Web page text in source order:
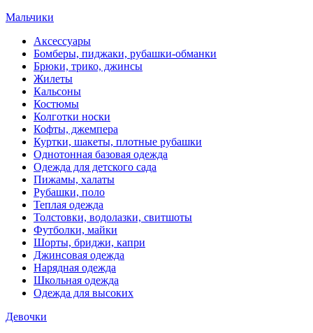
Мальчики
Аксессуары
Бомберы, пиджаки, рубашки-обманки
Брюки, трико, джинсы
Жилеты
Кальсоны
Костюмы
Колготки носки
Кофты, джемпера
Куртки, шакеты, плотные рубашки
Однотонная базовая одежда
Одежда для детского сада
Пижамы, халаты
Рубашки, поло
Теплая одежда
Толстовки, водолазки, свитшоты
Футболки, майки
Шорты, бриджи, капри
Джинсовая одежда
Нарядная одежда
Школьная одежда
Одежда для высоких
Девочки